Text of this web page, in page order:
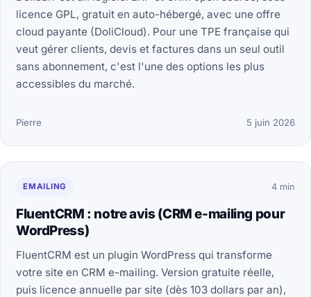
licence GPL, gratuit en auto-hébergé, avec une offre
cloud payante (DoliCloud). Pour une TPE française qui
veut gérer clients, devis et factures dans un seul outil
sans abonnement, c'est l'une des options les plus
accessibles du marché.
Pierre 5 juin 2026
EMAILING 4 min
FluentCRM : notre avis (CRM e-mailing pour
WordPress)
FluentCRM est un plugin WordPress qui transforme
votre site en CRM e-mailing. Version gratuite réelle,
puis licence annuelle par site (dès 103 dollars par an),